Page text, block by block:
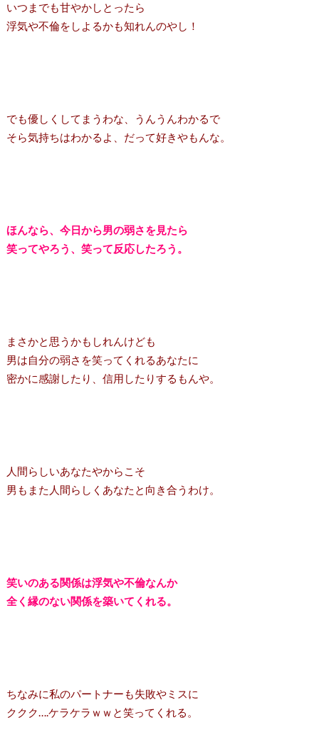
いつまでも甘やかしとったら
浮気や不倫をしよるかも知れんのやし！
でも優しくしてまうわな、うんうんわかるで
そら気持ちはわかるよ、だって好きやもんな。
ほんなら、今日から男の弱さを見たら
笑ってやろう、笑って反応したろう。
まさかと思うかもしれんけども
男は自分の弱さを笑ってくれるあなたに
密かに感謝したり、信用したりするもんや。
人間らしいあなたやからこそ
男もまた人間らしくあなたと向き合うわけ。
笑いのある関係は浮気や不倫なんか
全く縁のない関係を築いてくれる。
ちなみに私のパートナーも失敗やミスに
ククク….ケラケラｗｗと笑ってくれる。